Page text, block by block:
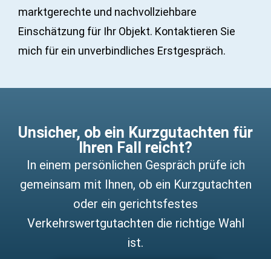
marktgerechte und nachvollziehbare
Einschätzung für Ihr Objekt. Kontaktieren Sie
mich für ein unverbindliches Erstgespräch.
Unsicher, ob ein Kurzgutachten für
Ihren Fall reicht?
In einem persönlichen Gespräch prüfe ich
gemeinsam mit Ihnen, ob ein Kurzgutachten
oder ein gerichtsfestes
Verkehrswertgutachten die richtige Wahl
ist.